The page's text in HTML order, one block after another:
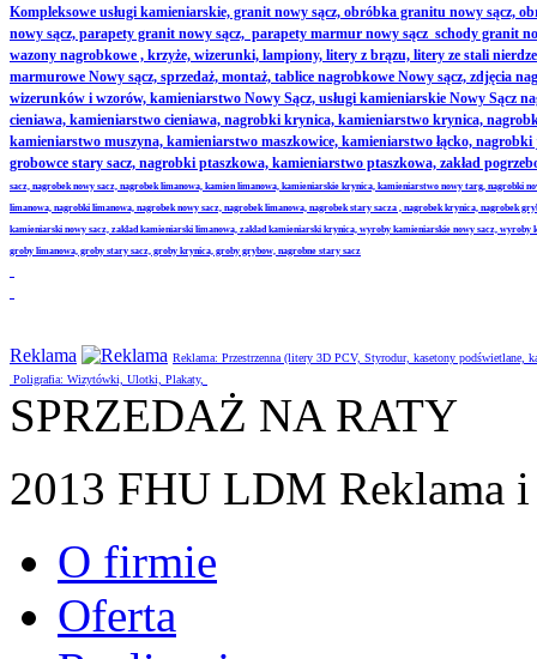
Kompleksowe usługi kamieniarskie, granit nowy sącz, obróbka granitu nowy sącz,
nowy sącz, parapety granit nowy sącz, parapety marmur nowy sącz schody granit
wazony nagrobkowe , krzyże, wizerunki, lampiony, litery z brązu, litery ze stali
marmurowe Nowy sącz, sprzedaż, montaż, tablice nagrobkowe Nowy sącz, zdjęcia
wizerunków i wzorów, kamieniarstwo Nowy Sącz, usługi kamieniarskie Nowy
cieniawa, kamieniarstwo cieniawa, nagrobki krynica, kamieniarstwo krynica,
kamieniarstwo muszyna, kamieniarstwo maszkowice, kamieniarstwo łącko,
grobowce stary sacz, nagrobki ptaszkowa, kamieniarstwo ptaszkowa, zakład
sacz, nagrobek nowy sacz, nagrobek limanowa, kamien limanowa, kamieniarskie krynica, kamieniarstwo nowy targ,
limanowa, nagrobki limanowa, nagrobek nowy sacz, nagrobek limanowa, nagrobek stary sacza , nagrobek krynica, nagrobek
kamieniarski nowy sacz, zaklad kamieniarski limanowa, zaklad kamieniarski krynica, wyroby kamieniarskie nowy sacz,
groby limanowa, groby stary sacz, groby krynica, groby grybow, nagrobne stary sacz
Reklama
Reklama: Przestrzenna (litery 3D PCV, Styrodur, kasetony
Poligrafia: Wizytówki, Ulotki, Plakaty,
SPRZEDAŻ NA RATY
2013 FHU LDM Reklama
O firmie
Oferta